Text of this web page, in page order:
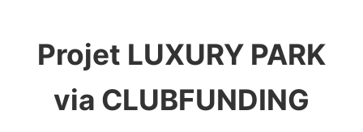
Projet LUXURY PARK
via CLUBFUNDING